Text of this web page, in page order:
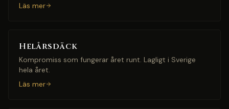
Läs mer
Helårsdäck
Kompromiss som fungerar året runt. Lagligt i Sverige
hela året.
Läs mer